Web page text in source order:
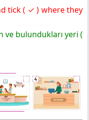
tick ( ✓ ) where they
ve bulundukları yeri (